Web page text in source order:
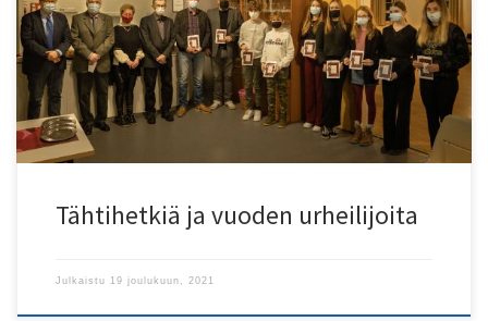
Järjestötoiminnan Tuki ry.:n myöntämät palkinnot sekä Suomen
Työväen Urheiluliitto TUL ry:n Kultainen Seuratyö -ansiomerkki.
Seuran myöntämät tunnustuspalkinnot 2021: Vuoden
urheilija: Mette Baas […]
Tähtihetkiä ja vuoden urheilijoita
Julkaistu 19 joulukuun, 2021